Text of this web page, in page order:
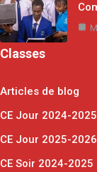
Classes
Articles de blog
CE Jour 2024-2025
CE Jour 2025-2026
CE Soir 2024-2025